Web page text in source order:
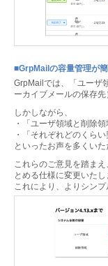
■GrpMailの容量管理が簡
GrpMailでは、「ユーザ
ーカイブメールの保存
しかしながら、
・「ユーザ領域と削除
・「それぞれどのくら
といったお声を多くいた
これらのご意見を踏ま
とめる仕様に変更いたし
これにより、よりシン